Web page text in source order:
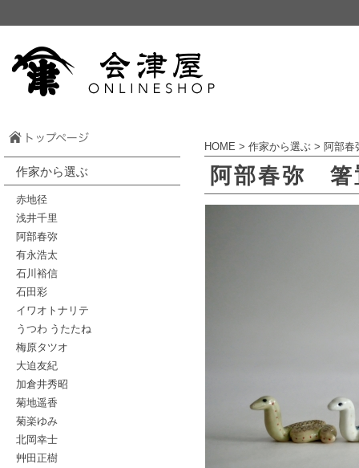
作家から選ぶ
赤地径
浅井千里
阿部春弥
有永浩太
石川裕信
石田彩
イワオトナリテ
うつわ うたたね
梅原タツオ
大迫友紀
加倉井秀昭
菊地遥香
菊楽ゆみ
北岡幸士
艸田正樹
HOME > 作家から選ぶ > 阿部春
阿部春弥 箸